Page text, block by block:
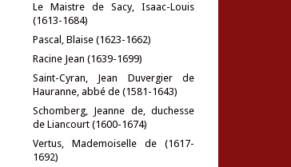
Le Maistre de Sacy, Isaac-Louis
(1613-1684)
Pascal, Blaise (1623-1662)
Racine Jean (1639-1699)
Saint-Cyran, Jean Duvergier de
Hauranne, abbé de (1581-1643)
Schomberg, Jeanne de, duchesse
de Liancourt (1600-1674)
Vertus, Mademoiselle de (1617-
1692)